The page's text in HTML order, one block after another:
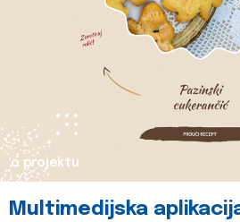
o projektu
Multimedijska